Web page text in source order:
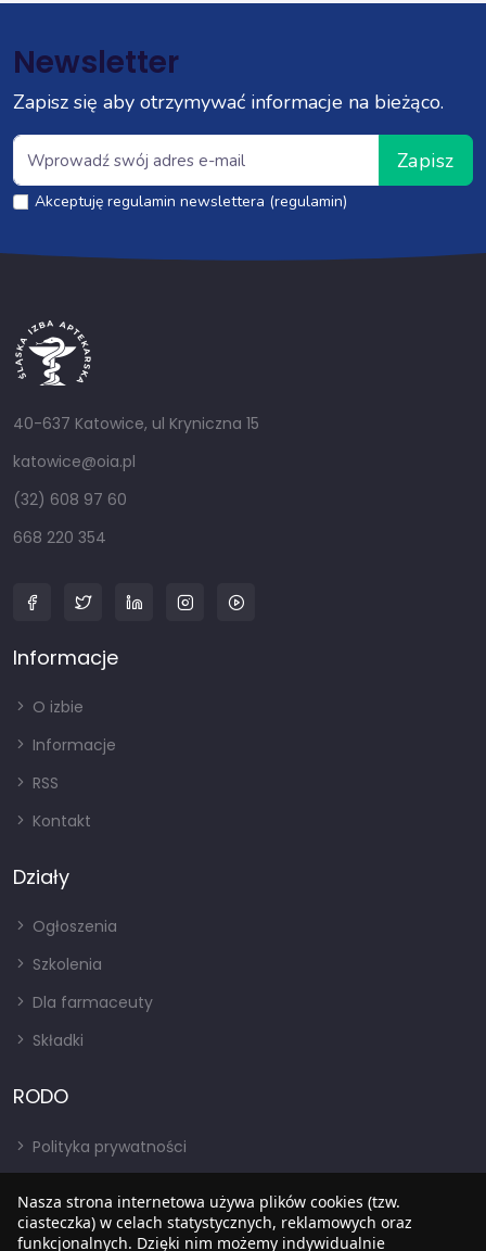
Newsletter
Zapisz się aby otrzymywać informacje na bieżąco.
Zapisz
Akceptuję regulamin newslettera (regulamin)
40-637 Katowice, ul Kryniczna 15
katowice@oia.pl
(32) 608 97 60
668 220 354
Informacje
O izbie
Informacje
RSS
Kontakt
Działy
Ogłoszenia
Szkolenia
Dla farmaceuty
Składki
RODO
Polityka prywatności
RODO
Nasza strona internetowa używa plików cookies (tzw.
ciasteczka) w celach statystycznych, reklamowych oraz
funkcjonalnych. Dzięki nim możemy indywidualnie